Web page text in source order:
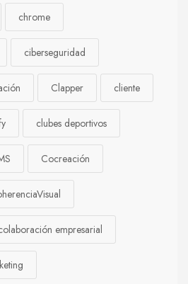
chrome
ciberseguridad
Clapper cliente
clubes deportivos
Cocreación
empresarial